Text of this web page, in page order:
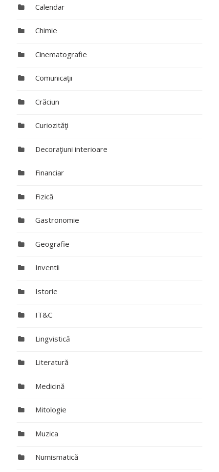
Calendar
Chimie
Cinematografie
Comunicaţii
Crăciun
Curiozităţi
Decoraţiuni interioare
Financiar
Fizică
Gastronomie
Geografie
Inventii
Istorie
IT&C
Lingvistică
Literatură
Medicină
Mitologie
Muzica
Numismatică